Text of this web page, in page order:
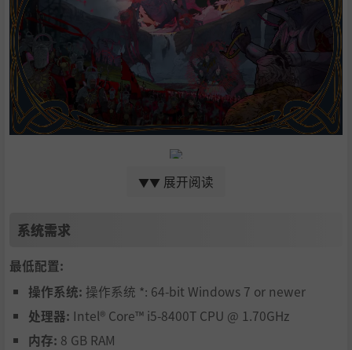
在100多张随机遭遇战地图上测试你的策略能力，单人、合
作或多人对战模式带来无穷的可玩性。
多样的地图选项
灵活的玩法
玩家！
游戏规则修改器 – 通过“命运”改变战斗规则。
▼▼ 展开阅读
系统需求
最低配置:
操作系统: 操作系统 *: 64-bit Windows 7 or newer
处理器: Intel® Core™ i5-8400T CPU @ 1.70GHz
内存: 8 GB RAM